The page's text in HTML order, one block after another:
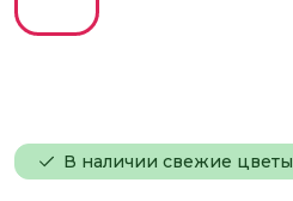
В наличии свежие цветы